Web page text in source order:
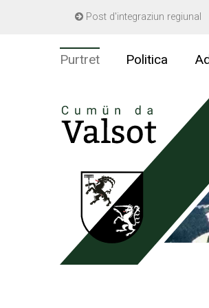
Navigieren in Gemeinde
Post d'integraziun regiunal
Purtret Politica